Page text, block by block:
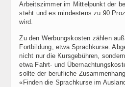
Arbeitszimmer im Mittelpunkt der
steht und es mindestens zu 90
wird.
Zu den Werbungskosten zählen
Fortbildung, etwa Sprachkurse.
nicht nur die Kursgebühren,
etwa Fahrt- und
sollte der berufliche
«Finden die Sprachkurse im